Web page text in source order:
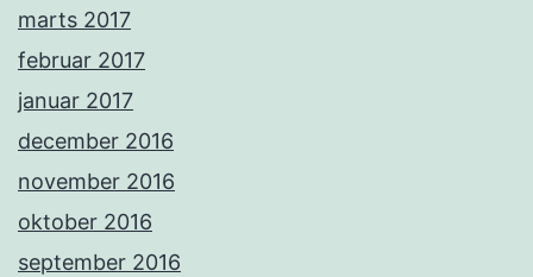
marts 2017
februar 2017
januar 2017
december 2016
november 2016
oktober 2016
september 2016